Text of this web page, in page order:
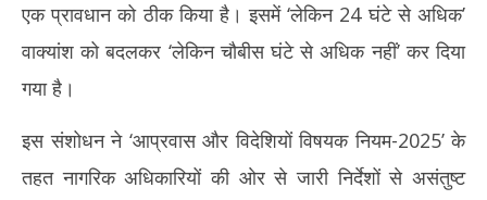
एक प्रावधान को ठीक किया है। इसमें ‘लेकिन 24 घंटे से अधिक’
वाक्यांश को बदलकर ‘लेकिन चौबीस घंटे से अधिक नहीं’ कर दिया
गया है।
इस संशोधन ने ‘आप्रवास और विदेशियों विषयक नियम-2025’ के
तहत नागरिक अधिकारियों की ओर से जारी निर्देशों से असंतुष्ट